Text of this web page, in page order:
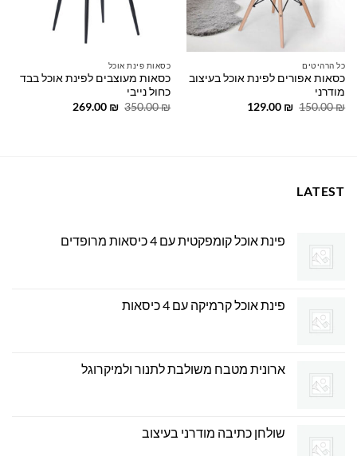
כל הרהיטים
כסאות אפורים לפינת אוכל בעיצוב
מודרני
150.00₪
המחיר
129.00 ₪
המחיר
כסאות פינת אוכל
כסאות מעוצבים לפינת אוכל בבד
כחול נייבי
350.00₪
המחיר
269.00 ₪
המחיר
LATEST
פינת אוכל קומפקטית עם 4 כיסאות מרופדים
פינת אוכל קרמיקה עם 4 כיסאות
ארונית מטבח משולבת לתנור ולמיקרוגל
שולחן כתיבה מודרני בעיצוב